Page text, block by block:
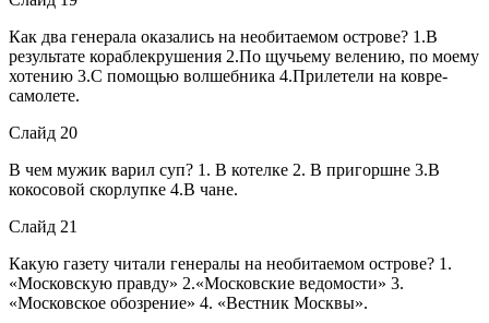
Как два генерала оказались на необитаемом острове? 1.В
результате кораблекрушения 2.По щучьему велению, по моему
хотению 3.С помощью волшебника 4.Прилетели на ковре-
самолете.
Слайд 20
В чем мужик варил суп? 1. В котелке 2. В пригоршне 3.В
кокосовой скорлупке 4.В чане.
Слайд 21
Какую газету читали генералы на необитаемом острове? 1.
«Московскую правду» 2.«Московские ведомости» 3.
«Московское обозрение» 4. «Вестник Москвы».